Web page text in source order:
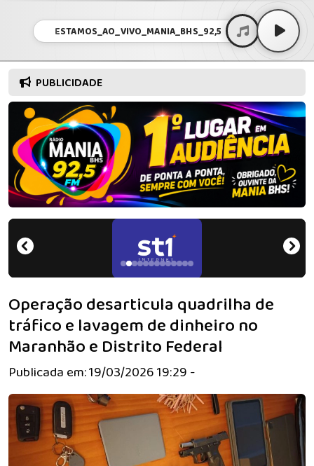
ESTAMOS_AO_VIVO_MANIA_BHS_92,5
PUBLICIDADE
Operação desarticula quadrilha de
tráfico e lavagem de dinheiro no
Maranhão e Distrito Federal
Publicada em: 19/03/2026 19:29 -